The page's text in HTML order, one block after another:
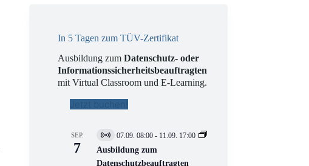
In 5 Tagen zum TÜV-Zertifikat
Ausbildung zumDatenschutz- oder
Informationssicherheitsbeauftragten
mit Virtual Classroom und E-Learning.
Jetzt buchen!
SEP.
7
V
i
07.09. 08:00 - 11.09. 17:00
Ausbildung zum
Datenschutzbeauftragten